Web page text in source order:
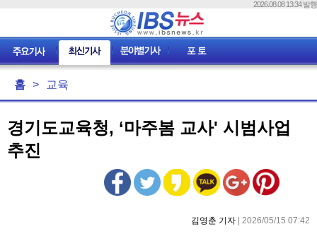
2026.08.08 13:34 발행
홈 > 교육
경기도교육청, ‘마주봄 교사' 시범사업
추진
김영춘 기자 | 2026/05/15 07:42